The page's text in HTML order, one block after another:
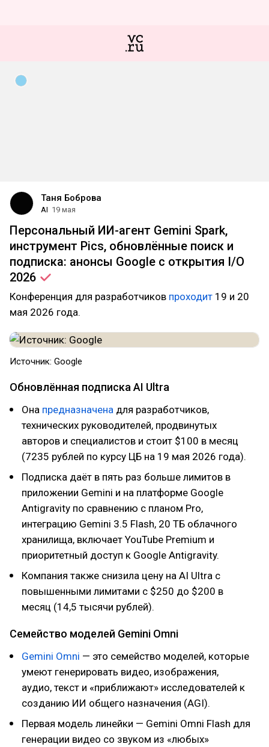
Таня Боброва
AI 19 мая
Персональный ИИ-агент Gemini Spark,
инструмент Pics, обновлённые поиск и
подписка: анонсы Google с открытия I/O
2026
Конференция для разработчиков проходит 19 и 20
мая 2026 года.
Источник: Google
Обновлённая подписка AI Ultra
Она предназначена для разработчиков,
технических руководителей, продвинутых
авторов и специалистов и стоит $100 в месяц
(7235 рублей по курсу ЦБ на 19 мая 2026 года).
Подписка даёт в пять раз больше лимитов в
приложении Gemini и на платформе Google
Antigravity по сравнению с планом Pro,
интеграцию Gemini 3.5 Flash, 20 ТБ облачного
хранилища, включает YouTube Premium и
приоритетный доступ к Google Antigravity.
Компания также снизила цену на AI Ultra с
повышенными лимитами с $250 до $200 в
месяц (14,5 тысячи рублей).
Семейство моделей Gemini Omni
Gemini Omni — это семейство моделей, которые
умеют генерировать видео, изображения,
аудио, текст и «приближают» исследователей к
созданию ИИ общего назначения (AGI).
Первая модель линейки — Gemini Omni Flash для
генерации видео со звуком из «любых»